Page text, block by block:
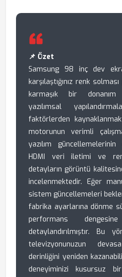
📌 Özet
Samsung 98 inç dev
karşılaştığınız renk
karmaşık bir donanım
yazılımsal
faktörlerden
motorunun verimli
yazılım
HDMI veri iletimi ve
detayların görüntü
incelenmektedir. Eğer
sistem güncellemeleri
fabrika ayarlarına dönme
performans
detaylandırılmıştır. Bu
televizyonunuzun
derinliğini yeniden
deneyiminizi kusursuz